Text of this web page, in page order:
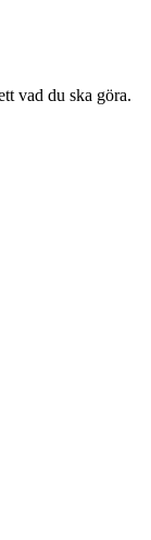
vad du ska göra.